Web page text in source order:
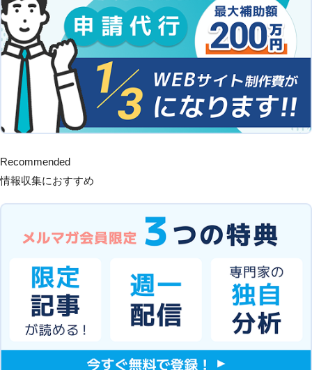
Recommended
情報収集におすすめ